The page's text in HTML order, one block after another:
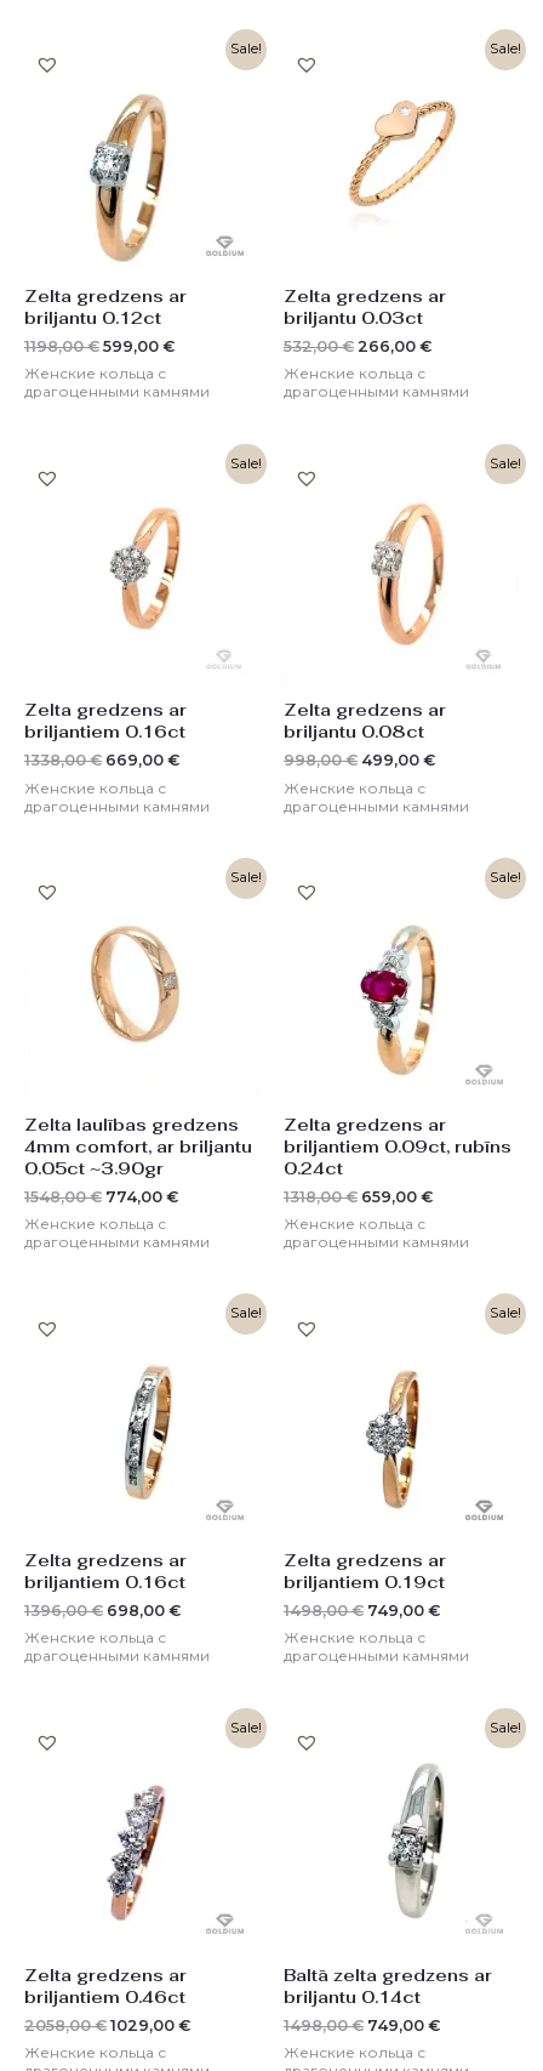
Sale!
Zelta gredzens ar
briljantu 0.12ct
1198,00€
Первоначальная
1198,00 €.
599,00 €
Текущая
Женские кольца с
драгоценными камнями
Sale!
Zelta gredzens ar
briljantu 0.03ct
532,00€
Первоначальная
532,00 €.
266,00 €
Текущая
Женские кольца с
драгоценными камнями
Sale!
Zelta gredzens ar
briljantiem 0.16ct
1338,00€
Первоначальная
1338,00 €.
669,00 €
Текущая
Женские кольца с
драгоценными камнями
Sale!
Zelta gredzens ar
briljantu 0.08ct
998,00€
Первоначальная
998,00 €.
499,00 €
Текущая
Женские кольца с
драгоценными камнями
Sale!
Zelta laulības gredzens
4mm comfort, ar briljantu
0.05ct ~3.90gr
1548,00€
Первоначальная
1548,00 €.
774,00 €
Текущая
Женские кольца с
драгоценными камнями
Sale!
Zelta gredzens ar
briljantiem 0.09ct, rubīns
0.24ct
1318,00€
Первоначальная
1318,00 €.
659,00 €
Текущая
Женские кольца с
драгоценными камнями
Sale!
Zelta gredzens ar
briljantiem 0.16ct
1396,00€
Первоначальная
1396,00 €.
698,00 €
Текущая
Женские кольца с
драгоценными камнями
Sale!
Zelta gredzens ar
briljantiem 0.19ct
1498,00€
Первоначальная
1498,00 €.
749,00 €
Текущая
Женские кольца с
драгоценными камнями
Sale!
Zelta gredzens ar
briljantiem 0.46ct
2058,00€
Первоначальная
2058,00 €.
1029,00 €
Текущая
цена:
Женские кольца с
Sale!
Baltā zelta gredzens ar
briljantu 0.14ct
1498,00€
Первоначальная
составляла
1498,00 €.
749,00 €
Текущая
Женские кольца с